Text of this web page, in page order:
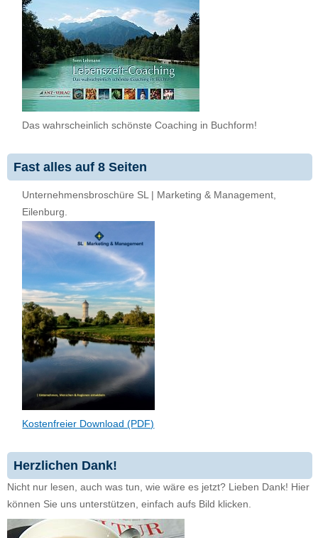
Das wahrscheinlich schönste Coaching in Buchform!
Fast alles auf 8 Seiten
Unternehmensbroschüre SL | Marketing & Management,
Eilenburg.
Kostenfreier Download (PDF)
Herzlichen Dank!
Nicht nur lesen, auch was tun, wie wäre es jetzt? Lieben Dank! Hier
können Sie uns unterstützen, einfach aufs Bild klicken.